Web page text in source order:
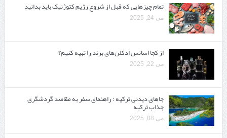
تمام چیزهایی که قبل از شروع رژیم کتوژنیک باید بدانید‎
می 24, 2025
از کجا اسانس ادکلن‌های برند را تهیه کنیم؟
می 22, 2025
جاهای دیدنی ترکیه : راهنمای سفر به مقاصد گردشگری
جذاب ترکیه
می 08, 2025